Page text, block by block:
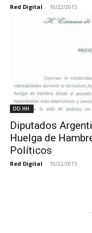
Red Digital - 10/22/2015
DD.HH.
Diputados
Huelga de
Políticos
Red Digital - 10/22/2015